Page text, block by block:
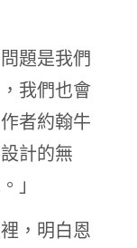
題是我們
我們也會
者約翰牛
計的無
」
，明白恩